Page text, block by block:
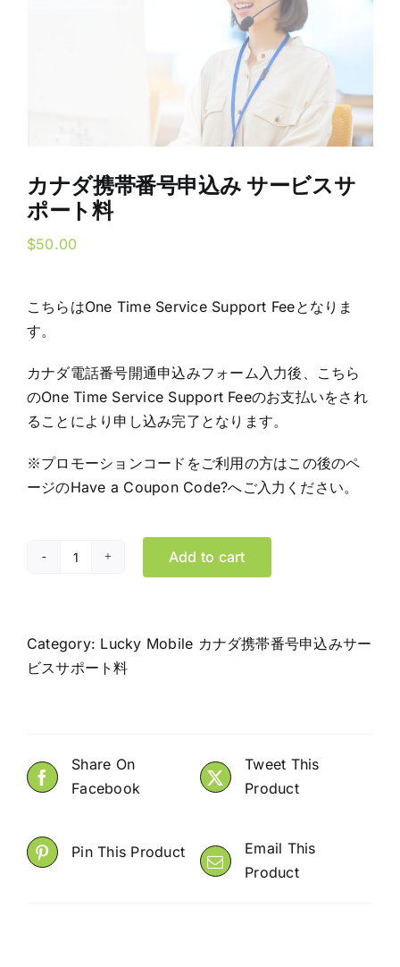
カナダ携帯番号申込み サービスサ
ポート料
$50.00
こちらはOne Time Service Support Feeとなりま
す。
カナダ電話番号開通申込みフォーム入力後、こちら
のOne Time Service Support Feeのお支払いをされ
ることにより申し込み完了となります。
※プロモーションコードをご利用の方はこの後のペ
ージのHave a Coupon Code?へご入力ください。
カ
携
帯
込
み
ビ
Add to cart
Category: Lucky Mobile カナダ携帯番号申込みサー
ビスサポート料
Share On
Facebook
Tweet This
Product
Pin This Product
Email This
Product